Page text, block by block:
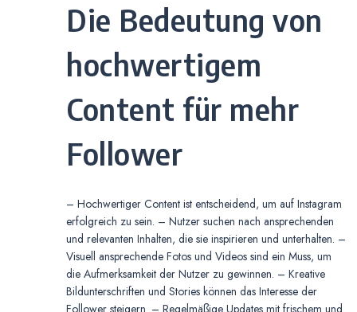
Die Bedeutung von
hochwertigem
Content für mehr
Follower
– Hochwertiger Content ist entscheidend, um auf Instagram
erfolgreich zu sein. – Nutzer suchen nach ansprechenden
und relevanten Inhalten, die sie inspirieren und unterhalten. –
Visuell ansprechende Fotos und Videos sind ein Muss, um
die Aufmerksamkeit der Nutzer zu gewinnen. – Kreative
Bildunterschriften und Stories können das Interesse der